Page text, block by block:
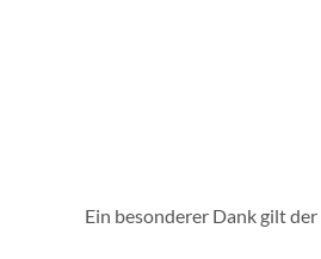
Ein besonderer Dank gilt der